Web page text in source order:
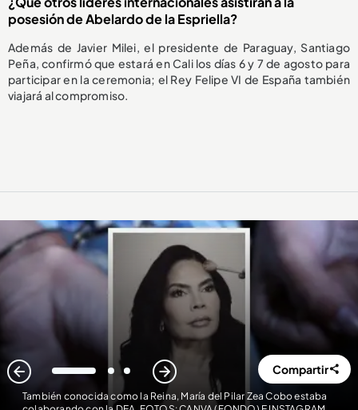
posesión de Abelardo de la Espriella?
Además de Javier Milei, el presidente de Paraguay, Santiago
Peña, confirmó que estará en Cali los días 6 y 7 de agosto para
participar en la ceremonia; el Rey Felipe VI de España también
viajará al compromiso.
También conocida como la Reina, María del Pilar Zea Cobo estaba
1 2 3 Compartir